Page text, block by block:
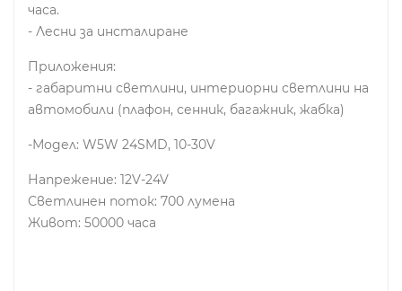
часа.
- Лесни за инсталиране
Приложения:
- габаритни светлини, интериорни светлини на
автомобили (плафон, сенник, багажник, жабка)
-Модел: W5W 24SMD, 10-30V
Напрежение: 12V-24V
Светлинен поток: 700 лумена
Живот: 50000 часа